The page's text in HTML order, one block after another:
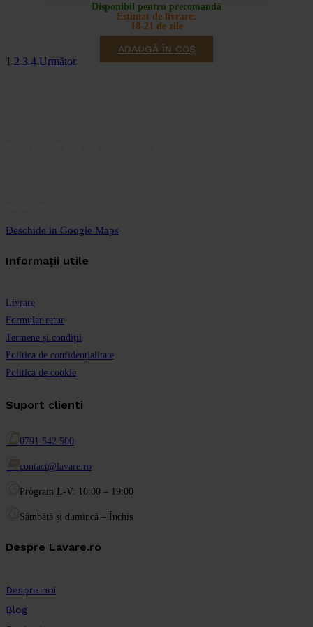
Disponibil pentru precomandă
Estimat de livrare:
18-21 de zile
ADAUGĂ ÎN COȘ
1 2 3 4 Următor
Deschide in Google Maps
Informații utile
Livrare
Formular retur
Termene și condiții
Politica de confidențialitate
Politica de cookie
Suport clienti
0791 542 500
contact@lavare.ro
Program L-V: 10:00 – 19:00
Sâmbătă și dumincă – Închis
Despre Lavare.ro
Despre noi
Blog